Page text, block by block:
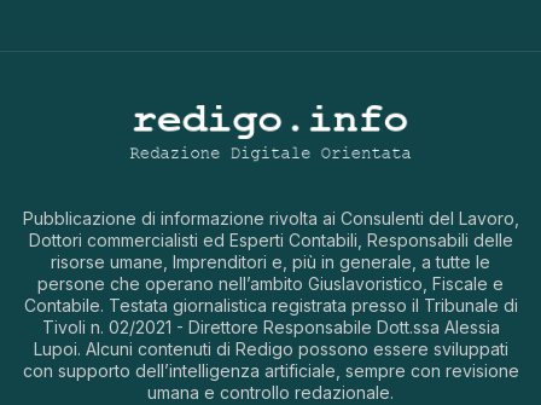
Pubblicazione di informazione rivolta ai Consulenti del Lavoro,
Dottori commercialisti ed Esperti Contabili, Responsabili delle
risorse umane, Imprenditori e, più in generale, a tutte le
persone che operano nell’ambito Giuslavoristico, Fiscale e
Contabile. Testata giornalistica registrata presso il Tribunale di
Tivoli n. 02/2021 - Direttore Responsabile Dott.ssa Alessia
Lupoi. Alcuni contenuti di Redigo possono essere sviluppati
con supporto dell’intelligenza artificiale, sempre con revisione
umana e controllo redazionale.